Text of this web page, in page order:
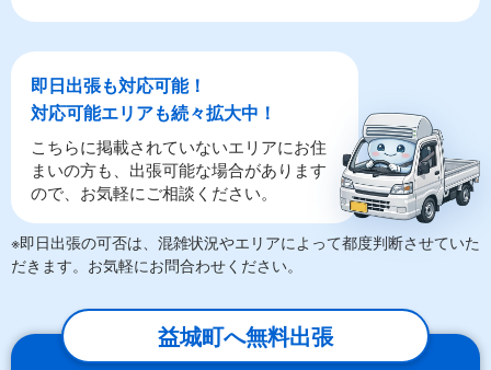
即日出張も対応可能！
対応可能エリアも続々拡大中！
こちらに掲載されていないエリアにお住
まいの方も、出張可能な場合があります
ので、お気軽にご相談ください。
※即日出張の可否は、混雑状況やエリアによって都度判断させていた
だきます。お気軽にお問合わせください。
益城町へ無料出張